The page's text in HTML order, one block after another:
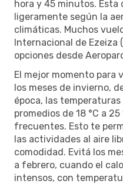
hora y 45 minutos.
ligeramente según la
climáticas. Muchos
Internacional de Ezeiza
opciones desde
El mejor momento para
los meses de invierno,
época, las
promedios de 18 °C a
frecuentes. Esto te
las actividades al aire
comodidad. Evitá los
a febrero, cuando el
intensos, con